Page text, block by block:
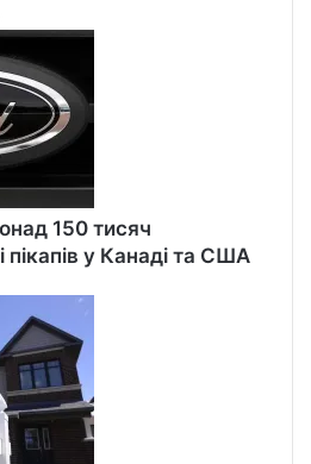
150 тисяч
пікапів у Канаді та США